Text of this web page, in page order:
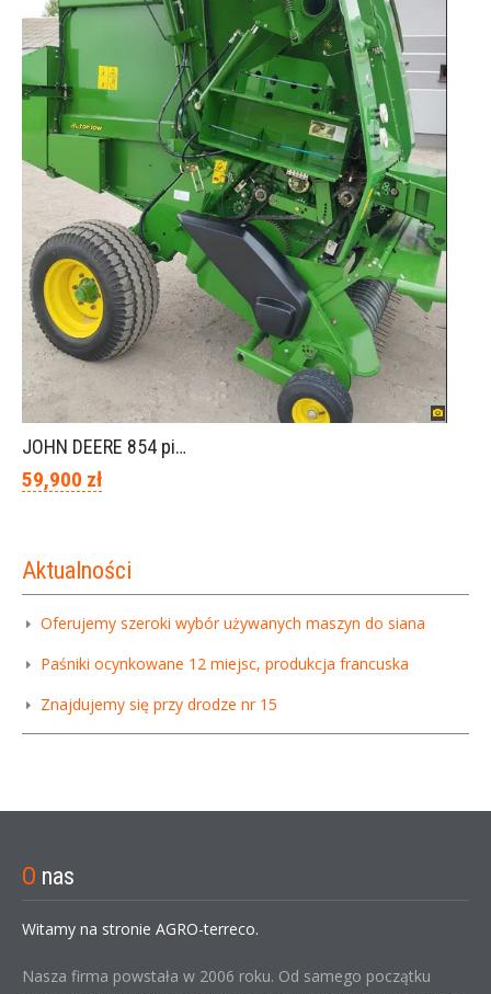
JOHN DEERE 854 piękny stan
59,900 zł
Aktualności
Oferujemy szeroki wybór używanych maszyn do siana
Paśniki ocynkowane 12 miejsc, produkcja francuska
Znajdujemy się przy drodze nr 15
O nas
Witamy na stronie AGRO-terreco.
Nasza firma powstała w 2006 roku. Od samego początku